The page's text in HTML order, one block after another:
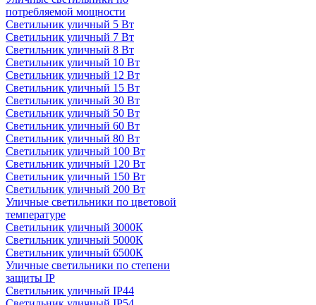
потребляемой мощности
Светильник уличный 5 Вт
Светильник уличный 7 Вт
Светильник уличный 8 Вт
Светильник уличный 10 Вт
Светильник уличный 12 Вт
Светильник уличный 15 Вт
Светильник уличный 30 Вт
Светильник уличный 50 Вт
Светильник уличный 60 Вт
Светильник уличный 80 Вт
Светильник уличный 100 Вт
Светильник уличный 120 Вт
Светильник уличный 150 Вт
Светильник уличный 200 Вт
Уличные светильники по цветовой
температуре
Cветильник уличный 3000К
Cветильник уличный 5000К
Cветильник уличный 6500К
Уличные светильники по степени
защиты IP
Светильник уличный IP44